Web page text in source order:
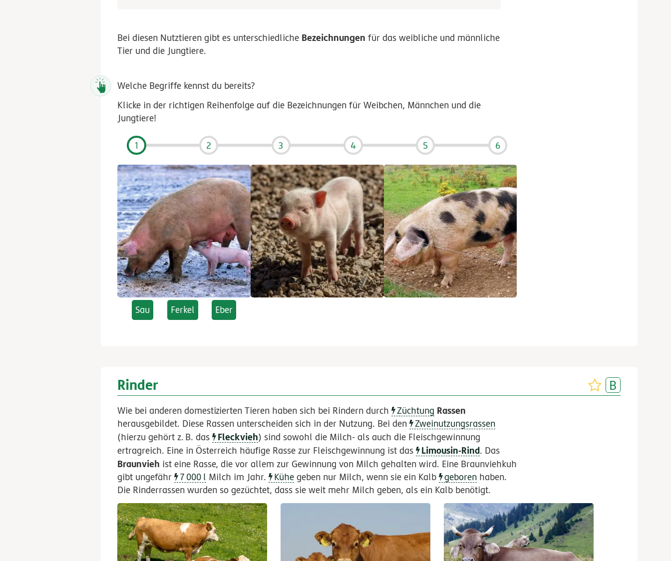
Bei diesen Nutztieren gibt es unterschiedliche Bezeichnungen für das weibliche und männliche
Tier und die Jungtiere.
Welche Begriffe kennst du bereits?
Klicke in der richtigen Reihenfolge auf die Bezeichnungen für Weibchen, Männchen und die
Jungtiere!
1 2 3 4 5 6
Sau Ferkel Eber
Rinder
Wie bei anderen domestizierten Tieren haben sich bei Rindern durch Züchtung Rassen
herausgebildet. Diese Rassen unterscheiden sich in der Nutzung. Bei den Zweinutzungsrassen
(hierzu gehört z. B. das Fleckvieh) sind sowohl die Milch- als auch die Fleischgewinnung
ertragreich. Eine in Österreich häufige Rasse zur Fleischgewinnung ist das Limousin-Rind. Das
Braunvieh ist eine Rasse, die vor allem zur Gewinnung von Milch gehalten wird. Eine Braunviehkuh
gibt ungefähr 7 000 l Milch im Jahr. Kühegeben nur Milch, wenn sie ein Kalb geborenhaben.
Die Rinderrassen wurden so gezüchtet, dass sie weit mehr Milch geben, als ein Kalb benötigt.